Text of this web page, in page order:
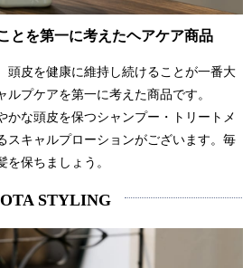
とを第一に考えたヘアケア商品
頭皮を健康に維持し続けることが一番大
プケアを第一に考えた商品です。
かな頭皮を保つシャンプー・トリートメ
スキャルプローションがございます。毎
を保ちましょう。
STYLING